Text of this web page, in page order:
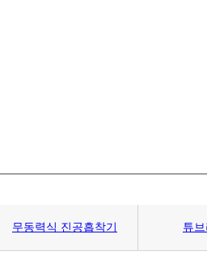
무동력식 진공흡착기 튜